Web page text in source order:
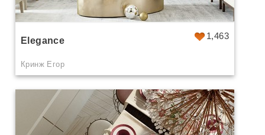
1,463
Elegance
Кринж Егор